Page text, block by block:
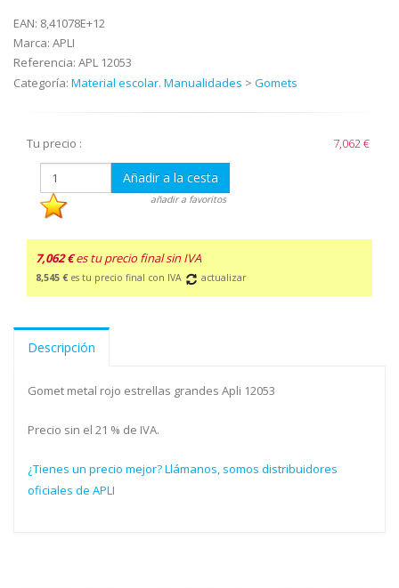
EAN: 8,41078E+12
Marca: APLI
Referencia: APL 12053
Categoría: Material escolar. Manualidades > Gomets
Tu precio : 7,062 €
Añadir a la cesta
añadir a favoritos
7,062 € es tu precio final sin IVA
8,545 € es tu precio final con IVA actualizar
Descripción
Gomet metal rojo estrellas grandes Apli 12053
Precio sin el 21 % de IVA.
¿Tienes un precio mejor? Llámanos, somos distribuidores
oficiales de APLI